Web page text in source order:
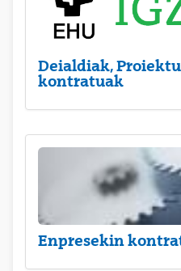
Deialdiak,
kontratuak
Enpresekin